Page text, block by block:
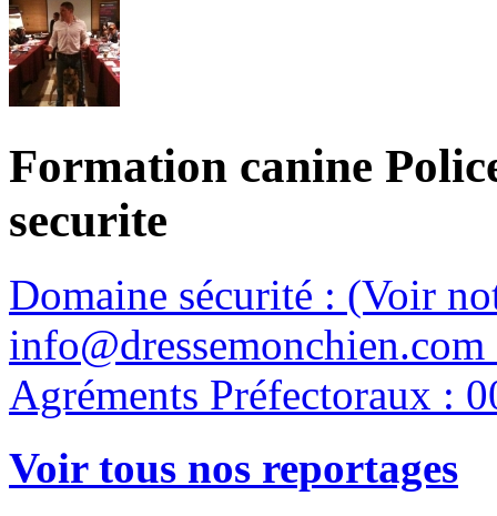
Formation canine
securite
Domaine sécurité : (Voir
Agréments Préfectoraux :
Voir tous nos reportages